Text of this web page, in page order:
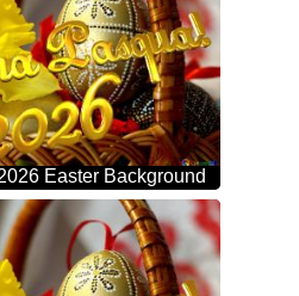
Easter Background